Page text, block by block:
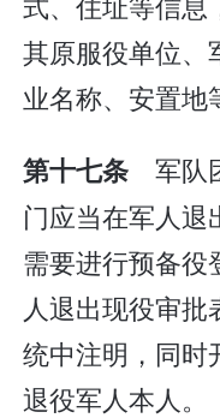
其原服役单位、
业名称、安置地
第十七条军队
门应当在军人退
需要进行预备役
人退出现役审
统中注明，同时
退役军人本人。